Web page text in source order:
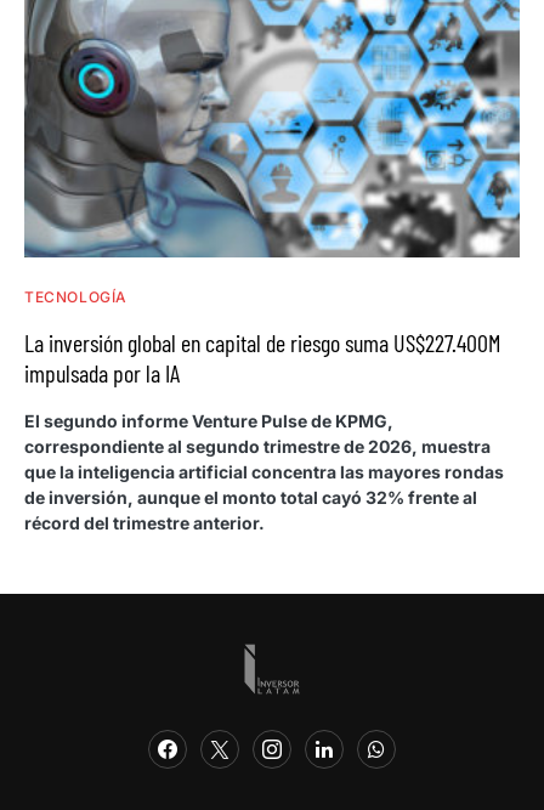
TECNOLOGÍA
La inversión global en capital de riesgo suma US$227.400M
impulsada por la IA
El segundo informe Venture Pulse de KPMG,
correspondiente al segundo trimestre de 2026, muestra
que la inteligencia artificial concentra las mayores rondas
de inversión, aunque el monto total cayó 32% frente al
récord del trimestre anterior.